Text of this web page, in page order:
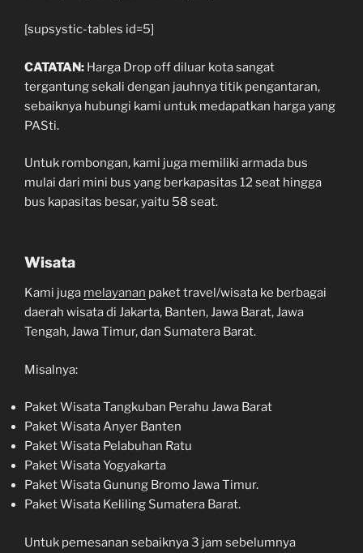
[supsystic-tables id=5]
CATATAN: Harga Drop off diluar kota sangat
tergantung sekali dengan jauhnya titik pengantaran,
sebaiknya hubungi kami untuk medapatkan harga yang
PASti.
Untuk rombongan, kami juga memiliki armada bus
mulai dari mini bus yang berkapasitas 12 seat hingga
bus kapasitas besar, yaitu 58 seat.
Wisata
Kami juga melayanan paket travel/wisata ke berbagai
daerah wisata di Jakarta, Banten, Jawa Barat, Jawa
Tengah, Jawa Timur, dan Sumatera Barat.
Misalnya:
Paket Wisata Tangkuban Perahu Jawa Barat
Paket Wisata Anyer Banten
Paket Wisata Pelabuhan Ratu
Paket Wisata Yogyakarta
Paket Wisata Gunung Bromo Jawa Timur.
Paket Wisata Keliling Sumatera Barat.
Untuk pemesanan sebaiknya 3 jam sebelumnya